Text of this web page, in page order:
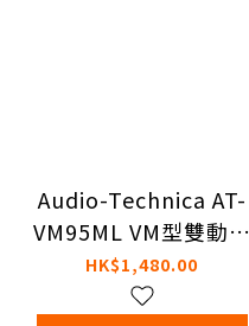
Audio-Technica AT-
VM95ML VM型雙動磁
式立體聲唱頭
HK$1,480.00